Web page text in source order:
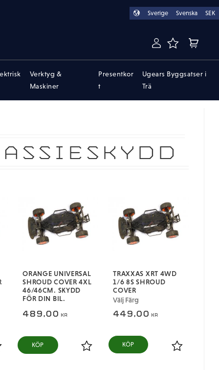
Sverige Svenska SEK
FAVORITER
Verktyg &
Maskiner
Presentkor
t
Ugears Byggsatser i
Trä
till i favoriter
ORANGE UNIVERSAL
SHROUD COVER 4XL
46/46CM. SKYDD
FÖR DIN BIL.
489,00 KR
Lägg till i favoriter
KÖP
TRAXXAS XRT 4WD
1/6 8S SHROUD
COVER
Välj Färg
449,00 KR
Lägg till i